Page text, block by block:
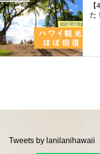
た
Tweets by lanilanihawaii